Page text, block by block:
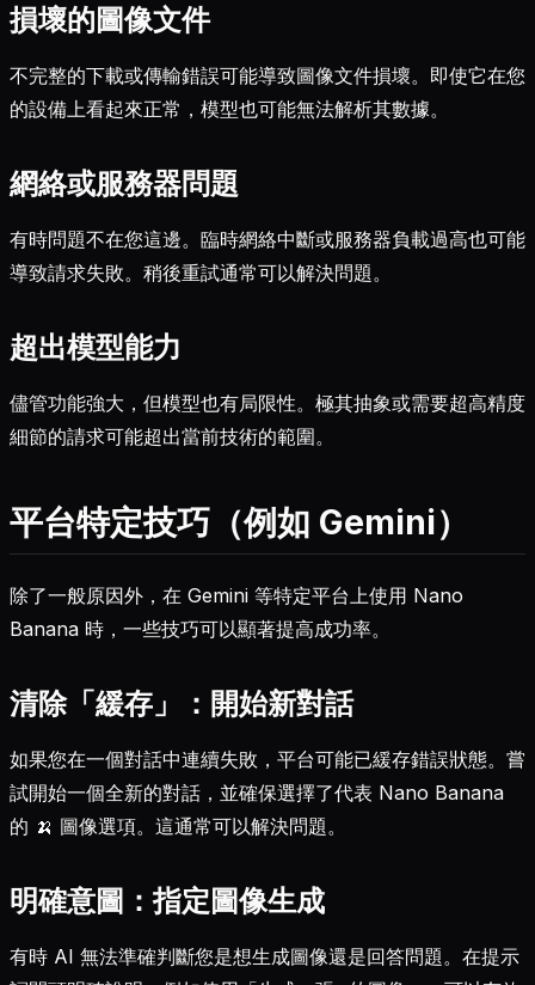
損壞的圖像文件
不完整的下載或傳輸錯誤可能導致圖像文件損壞。即使它在您
的設備上看起來正常，模型也可能無法解析其數據。
網絡或服務器問題
有時問題不在您這邊。臨時網絡中斷或服務器負載過高也可能
導致請求失敗。稍後重試通常可以解決問題。
超出模型能力
儘管功能強大，但模型也有局限性。極其抽象或需要超高精度
細節的請求可能超出當前技術的範圍。
平台特定技巧（例如 Gemini）
除了一般原因外，在 Gemini 等特定平台上使用 Nano
Banana 時，一些技巧可以顯著提高成功率。
清除「緩存」：開始新對話
如果您在一個對話中連續失敗，平台可能已緩存錯誤狀態。嘗
試開始一個全新的對話，並確保選擇了代表 Nano Banana
的 🍌 圖像選項。這通常可以解決問題。
明確意圖：指定圖像生成
有時 AI 無法準確判斷您是想生成圖像還是回答問題。在提示